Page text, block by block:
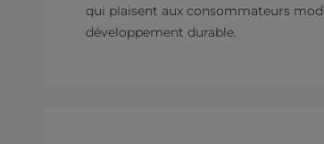
qui plaisent aux consommateurs
développement durable.